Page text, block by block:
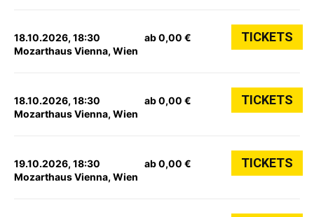
18.10.2026, 18:30
Mozarthaus Vienna, Wien
ab 0,00 € TICKETS
18.10.2026, 18:30
Mozarthaus Vienna, Wien
ab 0,00 € TICKETS
19.10.2026, 18:30
Mozarthaus Vienna, Wien
ab 0,00 € TICKETS